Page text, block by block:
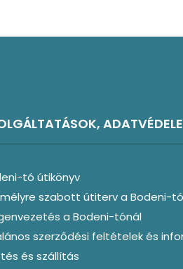
tó útikönyv
szabott útiterv a Bodeni-
a Bodeni-tónál
szerződési feltételek és
és szállítás